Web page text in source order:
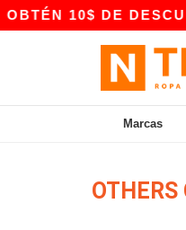
10$ DE
Marcas